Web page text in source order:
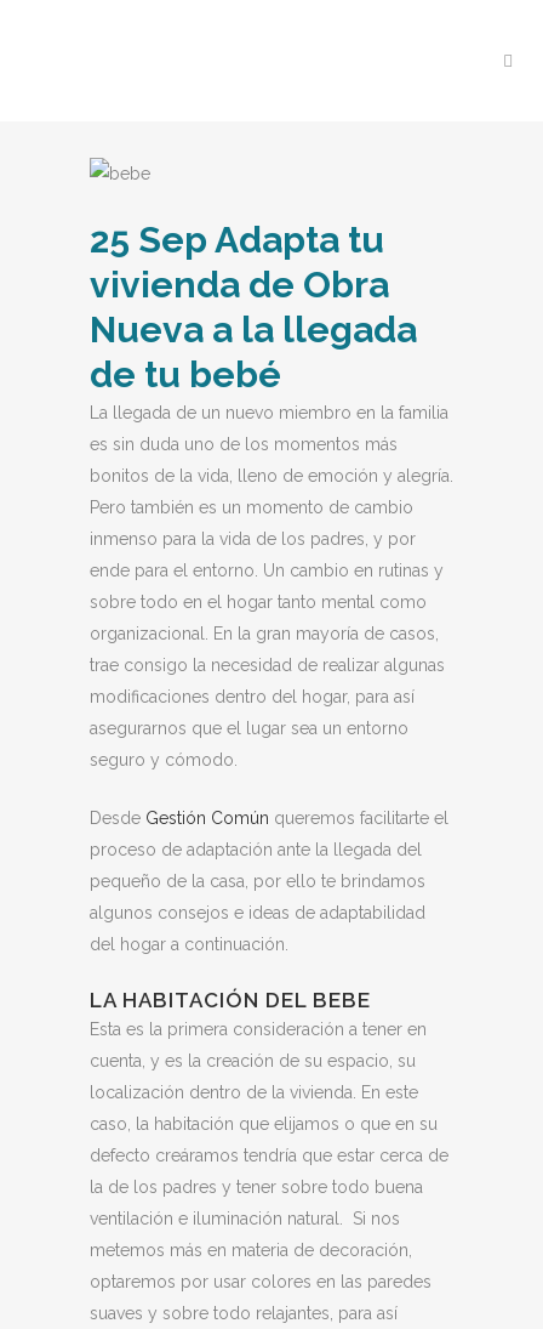
25 Sep Adapta tu
vivienda de Obra
Nueva a la llegada
de tu bebé
La llegada de un nuevo miembro en la familia
es sin duda uno de los momentos más
bonitos de la vida, lleno de emoción y alegría.
Pero también es un momento de cambio
inmenso para la vida de los padres, y por
ende para el entorno. Un cambio en rutinas y
sobre todo en el hogar tanto mental como
organizacional. En la gran mayoría de casos,
trae consigo la necesidad de realizar algunas
modificaciones dentro del hogar, para así
asegurarnos que el lugar sea un entorno
seguro y cómodo.
Desde Gestión Común queremos facilitarte el
proceso de adaptación ante la llegada del
pequeño de la casa, por ello te brindamos
algunos consejos e ideas de adaptabilidad
del hogar a continuación.
LA HABITACIÓN DEL BEBE
Esta es la primera consideración a tener en
cuenta, y es la creación de su espacio, su
localización dentro de la vivienda. En este
caso, la habitación que elijamos o que en su
defecto creáramos tendría que estar cerca de
la de los padres y tener sobre todo buena
ventilación e iluminación natural. Si nos
metemos más en materia de decoración,
optaremos por usar colores en las paredes
suaves y sobre todo relajantes, para así